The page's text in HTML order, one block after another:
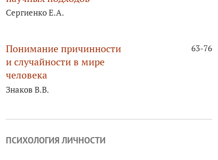
Сергиенко Е.А.
Понимание причинности
и случайности в мире
человека
63-76
Знаков В.В.
ПСИХОЛОГИЯ ЛИЧНОСТИ